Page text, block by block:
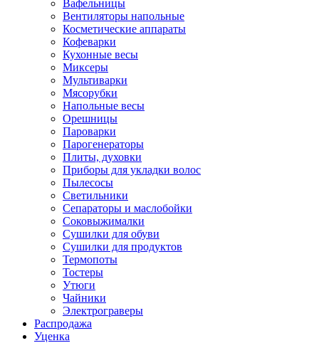
Вафельницы
Вентиляторы напольные
Косметические аппараты
Кофеварки
Кухонные весы
Миксеры
Мультиварки
Мясорубки
Напольные весы
Орешницы
Пароварки
Парогенераторы
Плиты, духовки
Приборы для укладки волос
Пылесосы
Светильники
Сепараторы и маслобойки
Соковыжималки
Сушилки для обуви
Сушилки для продуктов
Термопоты
Тостеры
Утюги
Чайники
Электрограверы
Распродажа
Уценка